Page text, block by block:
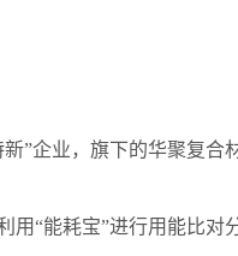
”企业，旗下的华聚复合
用“能耗宝”进行用能比